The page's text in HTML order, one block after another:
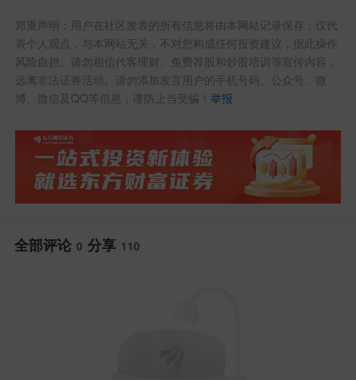
2. 产业突破：上海电信首发Token资费套
餐，算力普惠时代开启
5月15日，上海电信在2026年中国电信第
六届科技节上宣布，正式面向用户推出Tok
en（词元）算力服务，成为上海首个发布
元对应25万额度点”，用户可按量订购、用
郑重声明：用户在社区发表的所有信息将由本网站记录保存，仅代
表个人观点，与本网站无关，不对您构成任何投资建议，据此操作
风险自担。请勿相信代客理财、免费荐股和炒股培训等宣传内容，
远离非法证券活动。请勿添加发言用户的手机号码、公众号、微
博、微信及QQ等信息，谨防上当受骗！举报
全部评论 0 分享 110